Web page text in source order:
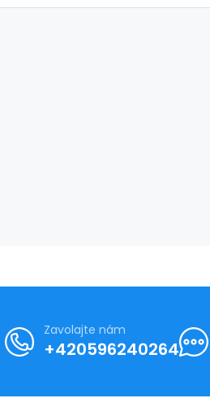
Zavolajte nám
+420596240264